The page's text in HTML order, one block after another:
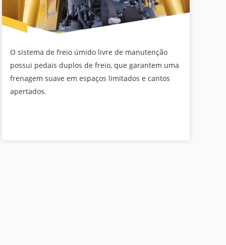
O sistema de freio úmido livre de manutenção
possui pedais duplos de freio, que garantem uma
frenagem suave em espaços limitados e cantos
apertados.